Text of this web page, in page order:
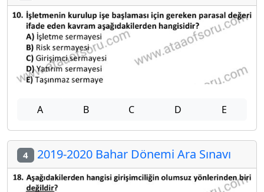
A B C D E
4 2019-2020 Bahar Dönemi Ara Sınavı